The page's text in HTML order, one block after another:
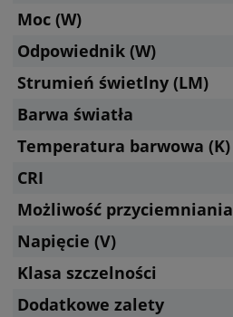
Moc (W)
Odpowiednik (W)
Strumień świetlny (LM)
Barwa światła
Temperatura barwowa (K)
CRI
Możliwość przyciemniania
Napięcie (V)
Klasa szczelności
Dodatkowe zalety